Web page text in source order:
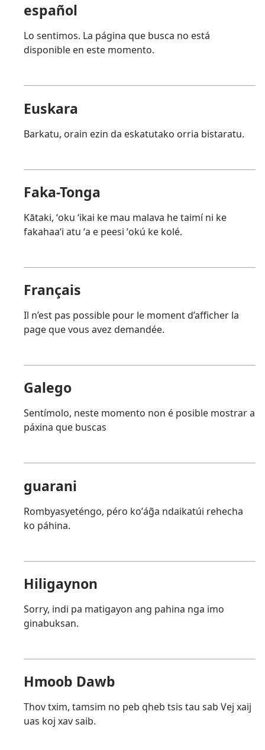
español
Lo sentimos. La página que busca no está
disponible en este momento.
Euskara
Barkatu, orain ezin da eskatutako orria bistaratu.
Faka-Tonga
Kātaki, ʻoku ʻikai ke mau malava he taimí ni ke
fakahaaʻi atu ʻa e peesi ʻokú ke kolé.
Français
Il n’est pas possible pour le moment d’afficher la
page que vous avez demandée.
Galego
Sentímolo, neste momento non é posible mostrar a
páxina que buscas
guarani
Rombyasyeténgo, péro koʼág̃a ndaikatúi rehecha
ko páhina.
Hiligaynon
Sorry, indi pa matigayon ang pahina nga imo
ginabuksan.
Hmoob Dawb
Thov txim, tamsim no peb qheb tsis tau sab Vej xaij
uas koj xav saib.